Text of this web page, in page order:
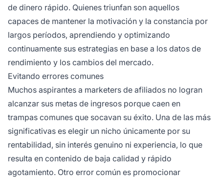
de dinero rápido. Quienes triunfan son aquellos
capaces de mantener la motivación y la constancia por
largos períodos, aprendiendo y optimizando
continuamente sus estrategias en base a los datos de
rendimiento y los cambios del mercado.
Evitando errores comunes
Muchos aspirantes a marketers de afiliados no logran
alcanzar sus metas de ingresos porque caen en
trampas comunes que socavan su éxito. Una de las más
significativas es elegir un nicho únicamente por su
rentabilidad, sin interés genuino ni experiencia, lo que
resulta en contenido de baja calidad y rápido
agotamiento. Otro error común es promocionar